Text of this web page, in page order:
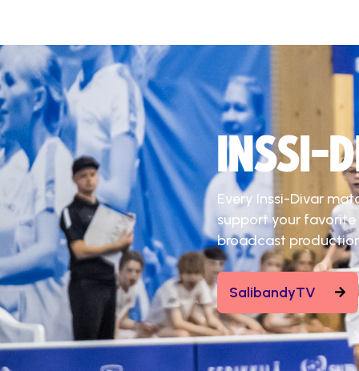
INSSI-
Every Inssi-Divar
support your favorite
broadcast
SalibandyTV